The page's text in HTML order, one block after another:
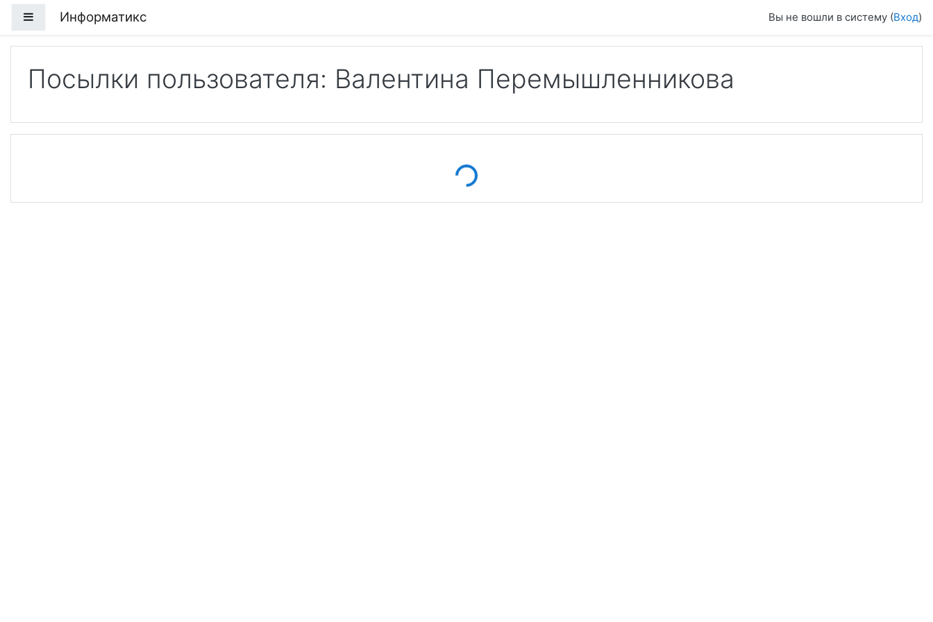
Боковая панель
Информатикс Вы не вошли в систему (Вход)
Посылки пользователя: Валентина Перемышленникова
Loading...